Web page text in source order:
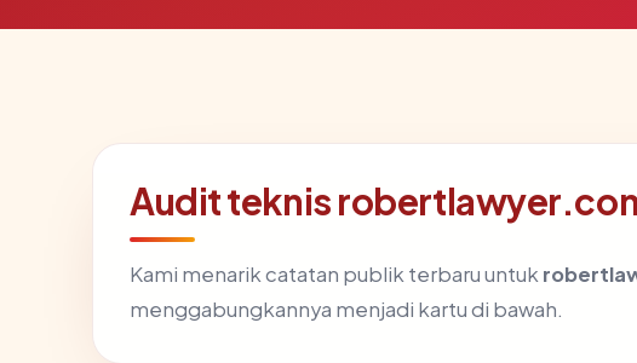
Audit teknis
Kami menarik catatan publik terbaru untuk
menggabungkannya menjadi kartu di bawah.